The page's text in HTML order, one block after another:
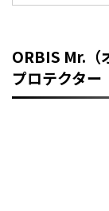
ORBIS Mr.（
プロテクター